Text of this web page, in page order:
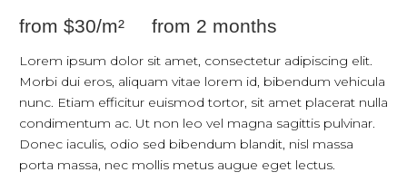
from $30/m² from 2 months
Lorem ipsum dolor sit amet, consectetur adipiscing elit.
Morbi dui eros, aliquam vitae lorem id, bibendum vehicula
nunc. Etiam efficitur euismod tortor, sit amet placerat nulla
condimentum ac. Ut non leo vel magna sagittis pulvinar.
Donec iaculis, odio sed bibendum blandit, nisl massa
porta massa, nec mollis metus augue eget lectus.